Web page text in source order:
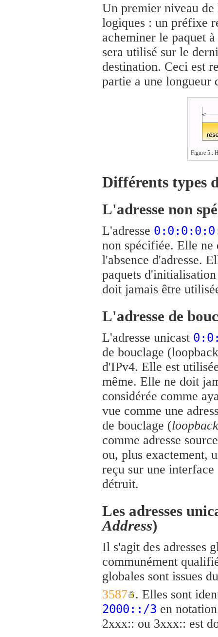
Un premier niveau de
logiques : un préfixe
acheminer le paquet
sera utilisé sur le
destination. Ceci est
partie a une longueur
Figure 5 :
Différents types
L'adresse non
L'adresse
non spécifiée. Elle
l'absence d'adresse.
paquets
doit jamais être
L'adresse de
L'adresse unicast
de bouclage
d'IPv4. Elle est
même. Elle ne doit
considérée comme
vue comme une
de bouclage (
comme adresse
ou, plus exactement,
reçu sur une
détruit.
Les adresses
Address)
Il s'agit des adresses
communément
globales sont issues
3587 . Elles sont
2000::/3 en
2xxx:: ou 3xxx:: est